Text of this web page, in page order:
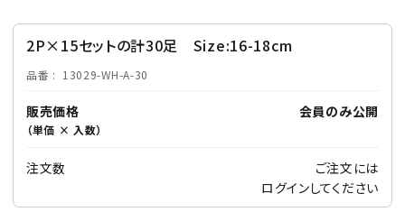
2P×15セットの計30足 Size:16-18cm
品番 13029-WH-A-30
販売価格
（単価 × 入数）
会員のみ公開
注文数
ご注文には
ログインしてください